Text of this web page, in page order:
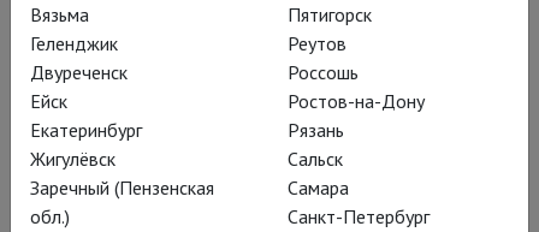
– диалог, взятый у
Хлестакова и вложенный
в уста самих классиков:
«Ну что, брат Пушкин? –
Да так, брат, так как-то
всё...» За занавесом –
Вязьма
Геленджик
Двуреченск
Ейск
Екатеринбург
Жигулёвск
Заречный (Пензенская
обл.)
Пятигорск
Реутов
Россошь
Ростов-на-Дону
Рязань
Сальск
Самара
Санкт-Петербург